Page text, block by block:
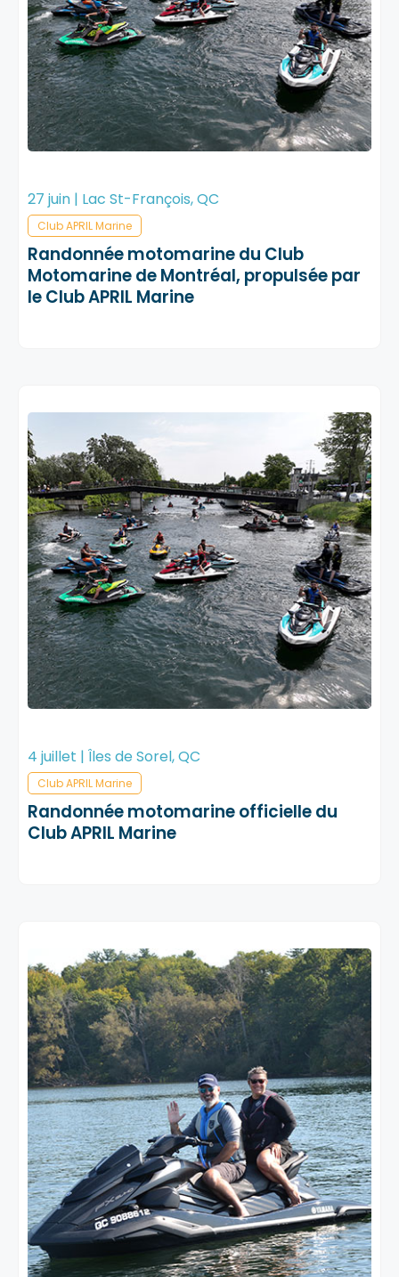
27 juin | Lac St-François, QC
Club APRIL Marine
Randonnée motomarine du Club
Motomarine de Montréal, propulsée par
le Club APRIL Marine
4 juillet | Îles de Sorel, QC
Club APRIL Marine
Randonnée motomarine officielle du
Club APRIL Marine